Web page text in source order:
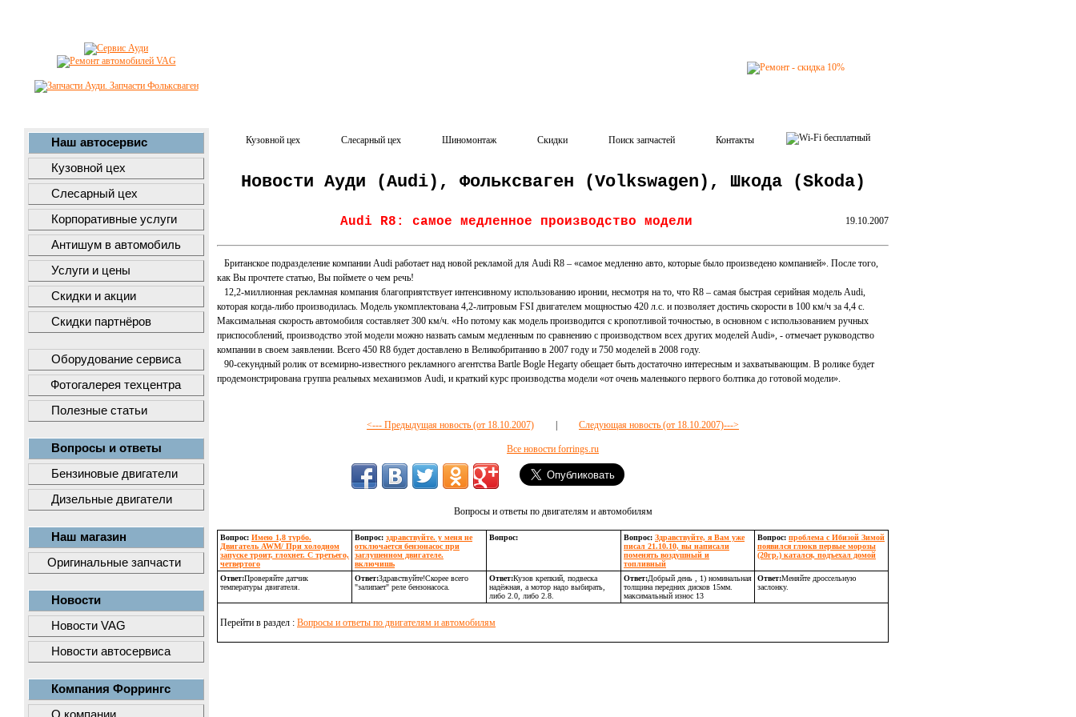
Наш автосервис
Кузовной цех
Слесарный цех
Корпоративные услуги
Антишум в автомобиль
Услуги и цены
Скидки и акции
Скидки партнёров
Оборудование сервиса
Фотогалерея техцентра
Полезные статьи
Вопросы и ответы
Бензиновые двигатели
Дизельные двигатели
Наш магазин
Оригинальные запчасти
Новости
Новости VAG
Новости автосервиса
Компания Форрингс
Кузовной цех Слесарный цех Шиномонтаж Скидки Поиск запчастей Контакты
Новости Ауди (Audi), Фольксваген (Volkswagen), Шкода (Skoda)
Audi R8: самое медленное производство модели 19.10.2007
Британское подразделение компании Audi работает над новой рекламой для Audi R8 – «самое медленно авто, которые было произведено компанией». После того,
как Вы прочтете статью, Вы поймете о чем речь!
12,2-миллионная рекламная компания благоприятствует интенсивному использованию иронии, несмотря на то, что R8 – самая быстрая серийная модель Audi,
которая когда-либо производилась. Модель укомплектована 4,2-литровым FSI двигателем мощностью 420 л.с. и позволяет достичь скорости в 100 км/ч за 4,4 с.
Максимальная скорость автомобиля составляет 300 км/ч. «Но потому как модель производится с кропотливой точностью, в основном с использованием ручных
приспособлений, производство этой модели можно назвать самым медленным по сравнению с производством всех других моделей Audi», - отмечает руководство
компании в своем заявлении. Всего 450 R8 будет доставлено в Великобританию в 2007 году и 750 моделей в 2008 году.
90-секундный ролик от всемирно-известного рекламного агентства Bartle Bogle Hegarty обещает быть достаточно интересным и захватывающим. В ролике будет
продемонстрирована группа реальных механизмов Audi, и краткий курс производства модели «от очень маленького первого болтика до готовой модели».
<--- Предыдущая новость (от 18.10.2007) Следующая новость (от 18.10.2007)--->
Все новости forrings.ru
Вопросы и ответы по двигателям и автомобилям
Вопрос: Имею 1,8 турбо.
Двигатель AWM/ При холодном
запуске троит, глохнет. С третьего,
четвертого
Вопрос: здравствуйте. у меня не
отключается бензонасос при
заглушенном двигателе.
включишь
Вопрос: Вопрос: Здравствуйте, я Вам уже
писал 21.10.10, вы написали
поменять воздушный и
топливный
Вопрос: проблема с Ибизой Зимой
появился глюкв первые морозы
(20гр.) катался, подъехал домой
Ответ:Проверяйте датчик
температуры двигателя.
Ответ:Здравствуйте!Скорее всего
"залипает" реле бензонасоса.
Ответ:Кузов крепкий, подвеска
надёжная, а мотор надо выбирать,
либо 2.0, либо 2.8.
Ответ:Добрый день , 1) номинальная
толщина передних дисков 15мм.
максимальный износ 13
Ответ:Меняйте дроссельную
заслонку.
Перейти в раздел : Вопросы и ответы по двигателям и автомобилям